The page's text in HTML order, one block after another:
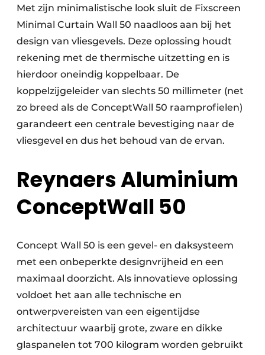
Met zijn minimalistische look sluit de Fixscreen
Minimal Curtain Wall 50 naadloos aan bij het
design van vliesgevels. Deze oplossing houdt
rekening met de thermische uitzetting en is
hierdoor oneindig koppelbaar. De
koppelzijgeleider van slechts 50 millimeter (net
zo breed als de ConceptWall 50 raamprofielen)
garandeert een centrale bevestiging naar de
vliesgevel en dus het behoud van de ervan.
Reynaers Aluminium
ConceptWall 50
Concept Wall 50 is een gevel- en daksysteem
met een onbeperkte designvrijheid en een
maximaal doorzicht. Als innovatieve oplossing
voldoet het aan alle technische en
ontwerpvereisten van een eigentijdse
architectuur waarbij grote, zware en dikke
glaspanelen tot 700 kilogram worden gebruikt